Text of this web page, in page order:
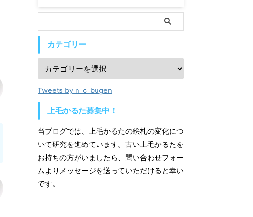
カテゴリー
Tweets by n_c_bugen
上毛かるた募集中！
当ブログでは、上毛かるたの絵札の変化につ
いて研究を進めています。古い上毛かるたを
お持ちの方がいましたら、問い合わせフォー
ムよりメッセージを送っていただけると幸い
です。